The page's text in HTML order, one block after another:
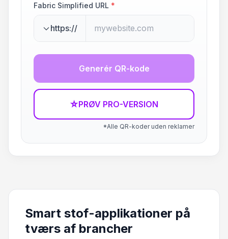
Fabric Simplified URL *
https://
Generér QR-kode
☆PRØV PRO-VERSION
*Alle QR-koder uden reklamer
Smart stof-applikationer på
tværs af brancher